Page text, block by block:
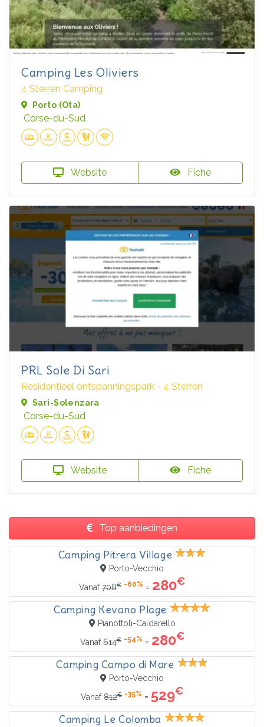
Camping Les Oliviers
4 Sterren Camping
Porto (Ota)
Corse-du-Sud
Website Fiche
PRL Sole Di Sari
Residentieel ontspanningspark - 4 Sterren
Sari-Solenzara
Corse-du-Sud
Website Fiche
Top aanbiedingen
Camping Pitrera Village
Porto-Vecchio
Vanaf708€ -60% = 280€
Camping Kevano Plage
Pianottoli-Caldarello
Vanaf614€ -54% = 280€
Camping Campo di Mare
Porto-Vecchio
Vanaf812€ -35% = 529€
Camping Le Colomba